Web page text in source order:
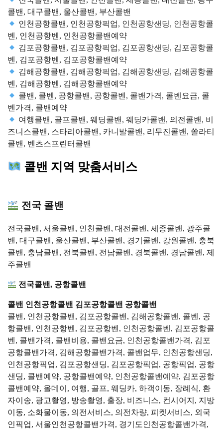
콜밴, 대구콜밴, 울산콜밴, 부산콜밴
인천공항콜밴, 인천공항픽업, 인천공항샌딩, 인천공항콜
벤, 인천공항벤, 인천공항콜밴예약
김포공항콜밴, 김포공항픽업, 김포공항샌딩, 김포공항콜
벤, 김포공항벤, 김포공항콜밴예약
김해공항콜밴, 김해공항픽업, 김해공항샌딩, 김해공항콜
벤, 김해공항벤, 김해공항콜밴예약
콜밴, 콜벤, 공항콜밴, 공항콜벤, 콜밴가격, 콜벤요금, 콜
벤가격, 콜밴예약
여행콜밴, 골프콜밴, 웨딩콜밴, 웨딩카콜밴, 의전콜밴, 비
즈니스콜밴, 스타리아콜밴, 카니발콜밴, 리무진콜밴, 쏠라티
콜밴, 벤츠스프린터콜밴
콜밴 지역 맞춤서비스
전국 콜밴
전국콜밴, 서울콜밴, 인천콜밴, 대전콜밴, 세종콜밴, 광주콜
밴, 대구콜밴, 울산콜밴, 부산콜밴, 경기콜밴, 강원콜밴, 충북
콜밴, 충남콜밴, 전북콜밴, 전남콜밴, 경북콜밴, 경남콜밴, 제
주콜밴
전국콜밴, 공항콜밴
콜밴 인천공항콜밴 김포공항콜밴 공항콜밴
콜밴, 인천공항콜밴, 김포공항콜밴, 김해공항콜밴, 콜벤, 공
항콜밴, 인천공항벤, 김포공항벤, 인천공항콜벤, 김포공항콜
벤, 콜밴가격, 콜밴비용, 콜밴요금, 인천공항콜밴가격, 김포
공항콜밴가격, 김해공항콜밴가격, 콜밴업무, 인천공항샌딩,
인천공항픽업, 김포공항샌딩, 김포공항픽업, 공항픽업, 공항
샌딩, 콜밴예약, 공항콜밴예약, 인천공항콜밴예약, 김포공항
콜밴예약, 올데이, 여행, 골프, 웨딩카, 하객이동, 장례식, 환
자이송, 광고촬영, 방송촬영, 출장, 비즈니스, 컨시어지, 지방
이동, 소화물이동, 의전서비스, 의전차량, 피켓서비스, 외국
인픽업, 서울인천공항콜밴가격, 경기도인천공항콜밴가격,